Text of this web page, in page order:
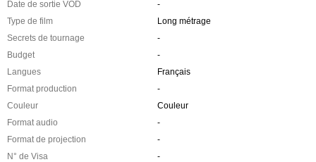
Date de sortie VOD
-
Type de film
Long métrage
Secrets de tournage
-
Budget
-
Langues
Français
Format production
-
Couleur
Couleur
Format audio
-
Format de projection
-
N° de Visa
-